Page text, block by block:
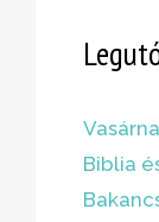
Biblia